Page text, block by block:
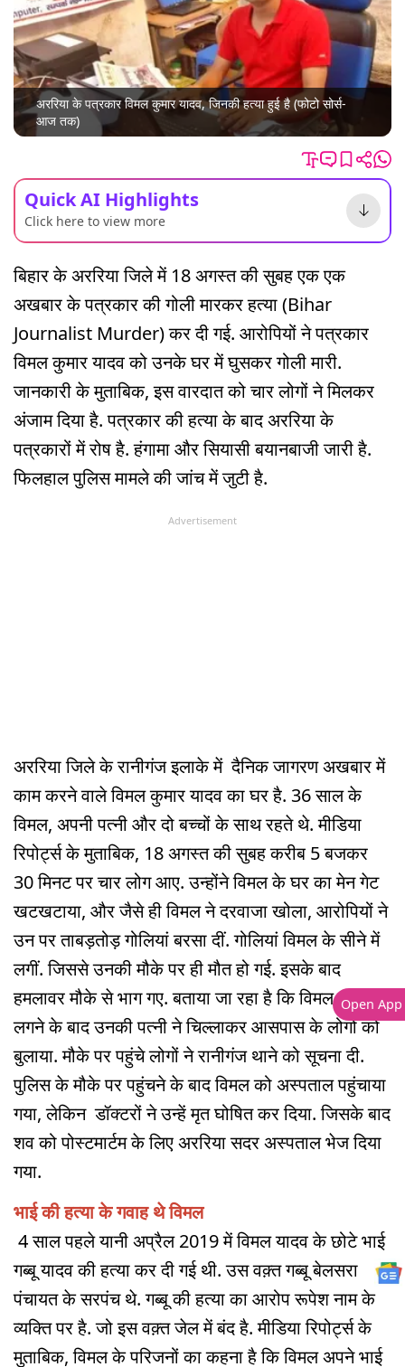
अररिया के पत्रकार विमल कुमार यादव, जिनकी हत्या हुई है (फोटो सोर्स-
आज तक)
Quick AI Highlights
Click here to view more
बिहार के अररिया जिले में 18 अगस्त की सुबह एक एक
अखबार के पत्रकार की गोली मारकर हत्या (Bihar
Journalist Murder) कर दी गई. आरोपियों ने पत्रकार
विमल कुमार यादव को उनके घर में घुसकर गोली मारी.
जानकारी के मुताबिक, इस वारदात को चार लोगों ने मिलकर
अंजाम दिया है. पत्रकार की हत्या के बाद अररिया के
पत्रकारों में रोष है. हंगामा और सियासी बयानबाजी जारी है.
फिलहाल पुलिस मामले की जांच में जुटी है.
Advertisement
अररिया जिले के रानीगंज इलाके में दैनिक जागरण अखबार में
काम करने वाले विमल कुमार यादव का घर है. 36 साल के
विमल, अपनी पत्नी और दो बच्चों के साथ रहते थे. मीडिया
रिपोर्ट्स के मुताबिक, 18 अगस्त की सुबह करीब 5 बजकर
30 मिनट पर चार लोग आए. उन्होंने विमल के घर का मेन गेट
खटखटाया, और जैसे ही विमल ने दरवाजा खोला, आरोपियों ने
उन पर ताबड़तोड़ गोलियां बरसा दीं. गोलियां विमल के सीने में
लगीं. जिससे उनकी मौके पर ही मौत हो गई. इसके बाद
हमलावर मौके से भाग गए. बताया जा रहा है कि विमल को गोली
लगने के बाद उनकी पत्नी ने चिल्लाकर आसपास के लोगों को
बुलाया. मौके पर पहुंचे लोगों ने रानीगंज थाने को सूचना दी.
पुलिस के मौके पर पहुंचने के बाद विमल को अस्पताल पहुंचाया
गया, लेकिन डॉक्टरों ने उन्हें मृत घोषित कर दिया. जिसके बाद
शव को पोस्टमार्टम के लिए अररिया सदर अस्पताल भेज दिया
गया.
भाई की हत्या के गवाह थे विमल
4 साल पहले यानी अप्रैल 2019 में विमल यादव के छोटे भाई
गब्बू यादव की हत्या कर दी गई थी. उस वक़्त गब्बू बेलसरा
पंचायत के सरपंच थे. गब्बू की हत्या का आरोप रूपेश नाम के
व्यक्ति पर है. जो इस वक़्त जेल में बंद है. मीडिया रिपोर्ट्स के
मुताबिक, विमल के परिजनों का कहना है कि विमल अपने भाई
Open App